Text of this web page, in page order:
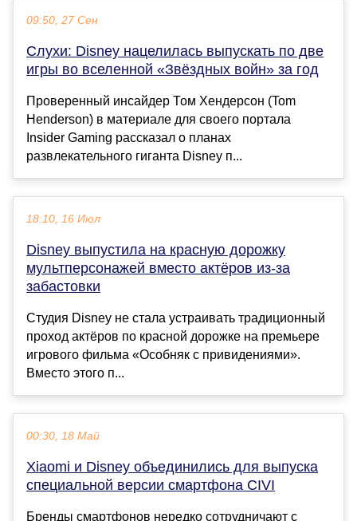
09:50, 27 Сен
Слухи: Disney нацелилась выпускать по две
игры во вселенной «Звёздных войн» за год
Проверенный инсайдер Том Хендерсон (Tom
Henderson) в материале для своего портала
Insider Gaming рассказал о планах
развлекательного гиганта Disney п...
18:10, 16 Июл
Disney выпустила на красную дорожку
мультперсонажей вместо актёров из-за
забастовки
Студия Disney не стала устраивать традиционный
проход актёров по красной дорожке на премьере
игрового фильма «Особняк с привидениями».
Вместо этого п...
00:30, 18 Май
Xiaomi и Disney объединились для выпуска
специальной версии смартфона CIVI
Бренды смартфонов нередко сотрудничают с